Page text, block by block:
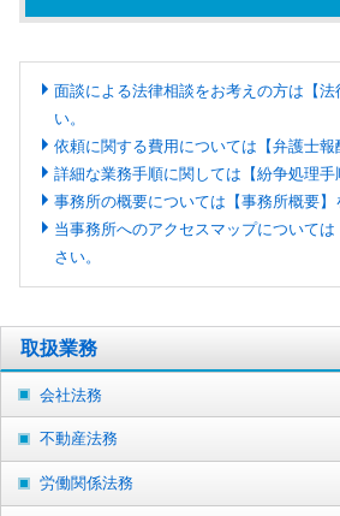
面談による法律相談をお考えの方は【法
い。
依頼に関する費用については【弁護士報
詳細な業務手順に関しては【紛争処理手
事務所の概要については【事務所概要】
当事務所へのアクセスマップについて
さい。
取扱業務
会社法務
不動産法務
労働関係法務